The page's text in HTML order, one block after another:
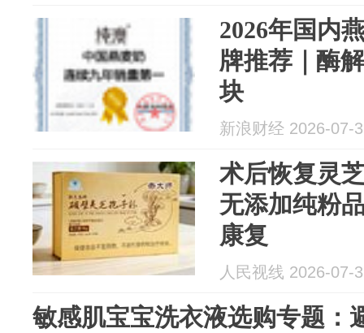
2026年国内
牌推荐｜酶
块
新浪财经 2026-07-
术后恢复灵
无添加纯粉
康复
人民视线 2026-07-
敏感肌宝宝洗衣液选购专题：